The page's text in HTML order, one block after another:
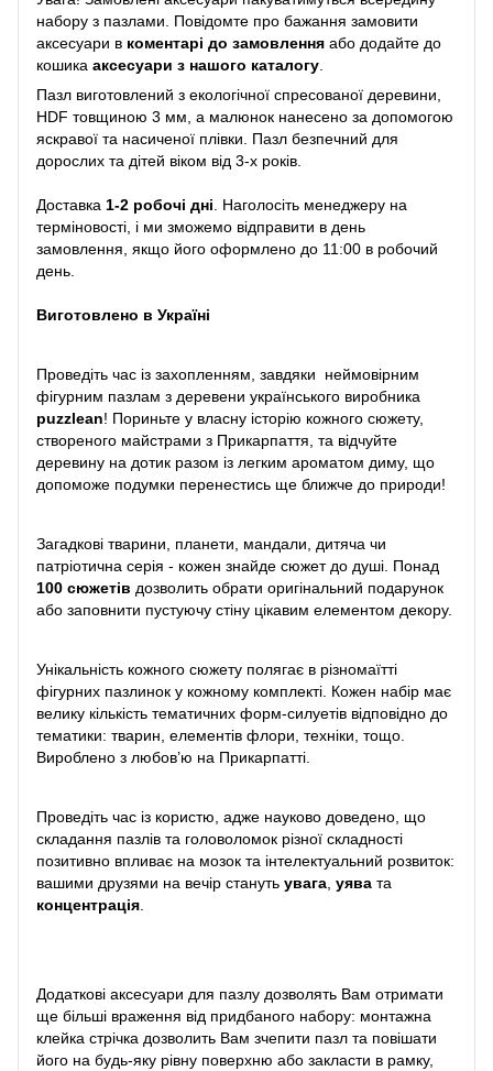
набору з пазлами. Повідомте про бажання замовити
аксесуари в коментарі до замовлення або додайте до
кошика аксесуари з нашого каталогу
Пазл виготовлений з екологічної спресованої деревини,
HDF товщиною 3 мм, а малюнок нанесено за допомогою
яскравої та насиченої плівки. Пазл безпечний для
дорослих та дітей віком від 3-х років.
Доставка 1-2 робочі дні . Наголосіть менеджеру на
терміновості, і ми зможемо відправити в день
замовлення, якщо його оформлено до 11:00 в робочий
день.
Виготовлено в Україні
Проведіть час із захопленням, завдяки неймовірним
фігурним пазлам з деревени українського виробника
puzzlean! Пориньте у власну історію кожного сюжету,
створеного майстрами з Прикарпаття, та відчуйте
деревину на дотик разом із легким ароматом диму, що
допоможе подумки перенестись ще ближче до природи!
Загадкові тварини, планети, мандали, дитяча чи
патріотична серія - кожен знайде сюжет до душі. Понад
100 сюжетів дозволить обрати оригінальний подарунок
або заповнити пустуючу стіну цікавим елементом декору.
Унікальність кожного сюжету полягає в різномаїтті
фігурних пазлинок у кожному комплекті. Кожен набір має
велику кількість тематичних форм-силуетів відповідно до
тематики: тварин, елементів флори, техніки, тощо.
Вироблено з любов’ю на Прикарпатті.
Проведіть час із користю, адже науково доведено, що
складання пазлів та головоломок різної складності
позитивно впливає на мозок та інтелектуальний розвиток:
вашими друзями на вечір стануть увага уява та
концентрація
Додаткові аксесуари для пазлу дозволять Вам отримати
ще більші враження від придбаного набору: монтажна
клейка стрічка дозволить Вам зчепити пазл та повішати
його на будь-яку рівну поверхню або закласти в рамку,